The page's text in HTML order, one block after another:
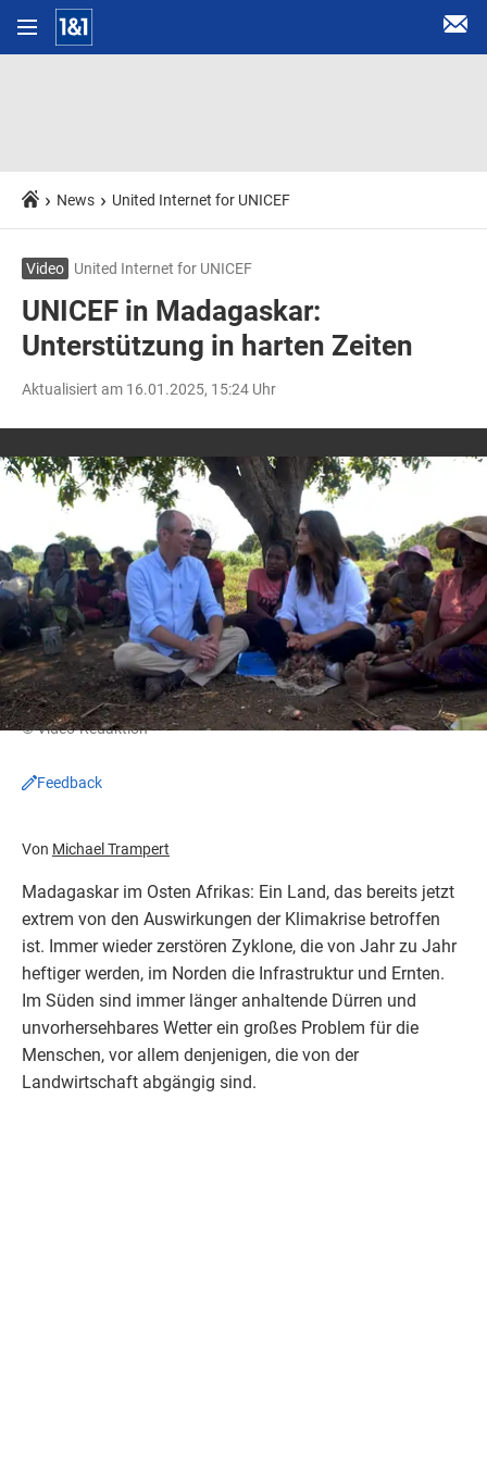
News United Internet for UNICEF
Video United Internet for UNICEF
UNICEF in Madagaskar:
Unterstützung in harten Zeiten
Aktualisiert am 16.01.2025, 15:24 Uhr
© Video-Redaktion
Feedback
Von Michael Trampert
Madagaskar im Osten Afrikas: Ein Land, das bereits jetzt
extrem von den Auswirkungen der Klimakrise betroffen
ist. Immer wieder zerstören Zyklone, die von Jahr zu Jahr
heftiger werden, im Norden die Infrastruktur und Ernten.
Im Süden sind immer länger anhaltende Dürren und
unvorhersehbares Wetter ein großes Problem für die
Menschen, vor allem denjenigen, die von der
Landwirtschaft abgängig sind.